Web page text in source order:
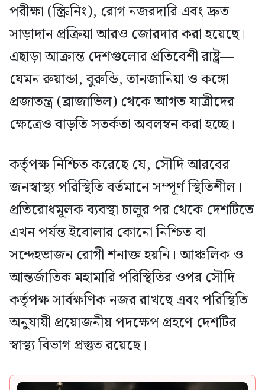
পরীক্ষা (স্ক্রিনিং), রোগ নজরদারি এবং দ্রুত
সাড়াদান প্রক্রিয়া আরও জোরদার করা হয়েছে।
এছাড়া আক্রান্ত দেশগুলোর প্রতিবেশী রাষ্ট্র—
যেমন রুয়ান্ডা, বুরুন্ডি, তানজানিয়া ও কঙ্গো
প্রজাতন্ত্র (ব্রাজাভিল) থেকে আগত যাত্রীদের
ক্ষেত্রেও বাড়তি সতর্কতা অবলম্বন করা হচ্ছে।
কর্তৃপক্ষ নিশ্চিত করেছে যে, সৌদি আরবের
জনস্বাস্থ্য পরিস্থিতি বর্তমানে সম্পূর্ণ স্থিতিশীল।
প্রতিরোধমূলক ব্যবস্থা চালুর পর থেকে দেশটিতে
এখন পর্যন্ত ইবোলার কোনো নিশ্চিত বা
সন্দেহভাজন রোগী শনাক্ত হয়নি। আঞ্চলিক ও
আন্তর্জাতিক মহামারি পরিস্থিতির ওপর সৌদি
কর্তৃপক্ষ সার্বক্ষণিক নজর রাখছে এবং পরিস্থিতি
অনুযায়ী প্রয়োজনীয় পদক্ষেপ গ্রহণে দেশটির
স্বাস্থ্য বিভাগ প্রস্তুত রয়েছে।